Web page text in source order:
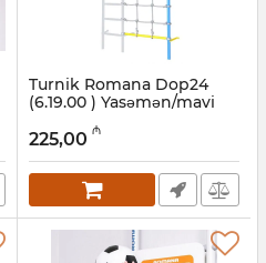
Turnik Romana Dop24
(6.19.00 ) Yasəmən/mavi
001002061
225,00 ₼